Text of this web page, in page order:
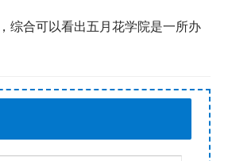
综合可以看出五月花学院是一所办